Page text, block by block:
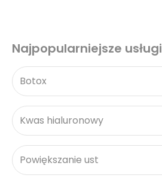
Najpopularniejsze usługi
Botox
Kwas hialuronowy
Powiększanie ust